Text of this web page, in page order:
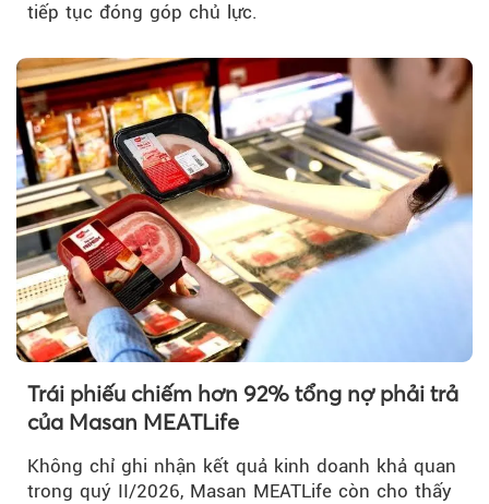
tiếp tục đóng góp chủ lực.
Trái phiếu chiếm hơn 92% tổng nợ phải trả
của Masan MEATLife
Không chỉ ghi nhận kết quả kinh doanh khả quan
trong quý II/2026, Masan MEATLife còn cho thấy